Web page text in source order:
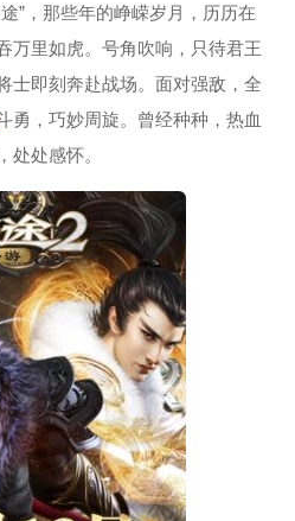
”，那些年的峥嵘岁月，历历在
万里如虎。号角吹响，只待君王
士即刻奔赴战场。面对强敌，全
勇，巧妙周旋。曾经种种，热血
处处感怀。